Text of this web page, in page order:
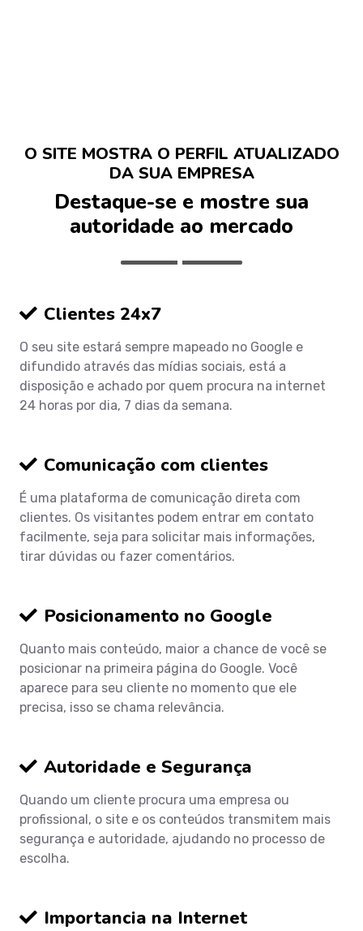
O SITE MOSTRA O PERFIL ATUALIZADO
DA SUA EMPRESA
Destaque-se e mostre sua
autoridade ao mercado
Clientes 24x7
O seu site estará sempre mapeado no Google e
difundido através das mídias sociais, está a
disposição e achado por quem procura na internet
24 horas por dia, 7 dias da semana.
Comunicação com clientes
É uma plataforma de comunicação direta com
clientes. Os visitantes podem entrar em contato
facilmente, seja para solicitar mais informações,
tirar dúvidas ou fazer comentários.
Posicionamento no Google
Quanto mais conteúdo, maior a chance de você se
posicionar na primeira página do Google. Você
aparece para seu cliente no momento que ele
precisa, isso se chama relevância.
Autoridade e Segurança
Quando um cliente procura uma empresa ou
profissional, o site e os conteúdos transmitem mais
segurança e autoridade, ajudando no processo de
escolha.
Importancia na Internet